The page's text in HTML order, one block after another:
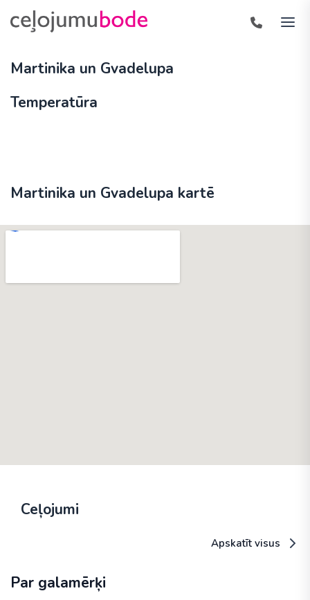
Martinika un Gvadelupa
Temperatūra
Martinika un Gvadelupa kartē
Ceļojumi
Apskatīt visus
Par galamērķi